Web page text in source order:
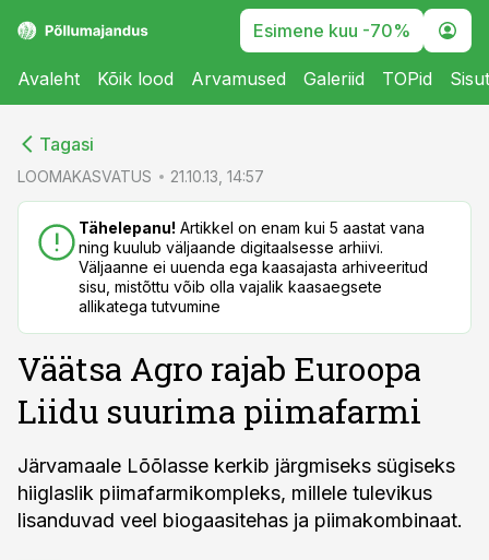
Esimene kuu -70%
Avaleht Kõik lood Arvamused Galeriid TOPid
Tagasi
LOOMAKASVATUS 21.10.13, 14:57
Tähelepanu! Artikkel on enam kui 5 aastat vana
ning kuulub väljaande digitaalsesse arhiivi.
Väljaanne ei uuenda ega kaasajasta arhiveeritud
sisu, mistõttu võib olla vajalik kaasaegsete
allikatega tutvumine
Väätsa Agro rajab Euroopa
Liidu suurima piimafarmi
Järvamaale Lõõlasse kerkib järgmiseks sügiseks
hiiglaslik piimafarmikompleks, millele tulevikus
lisanduvad veel biogaasitehas ja piimakombinaat.